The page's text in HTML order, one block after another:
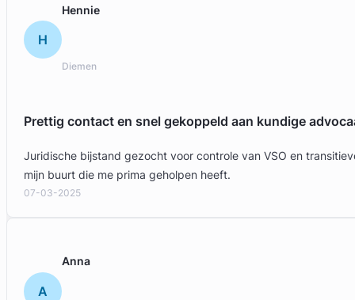
H
Hennie
Diemen
Prettig contact en snel gekoppeld aan kundige
Juridische bijstand gezocht voor controle van VSO en
mijn buurt die me prima geholpen heeft.
07-03-2025
A
Anna